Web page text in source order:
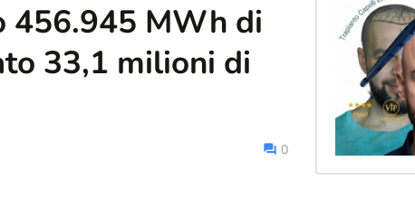
456.945 MWh di
33,1 milioni di
0